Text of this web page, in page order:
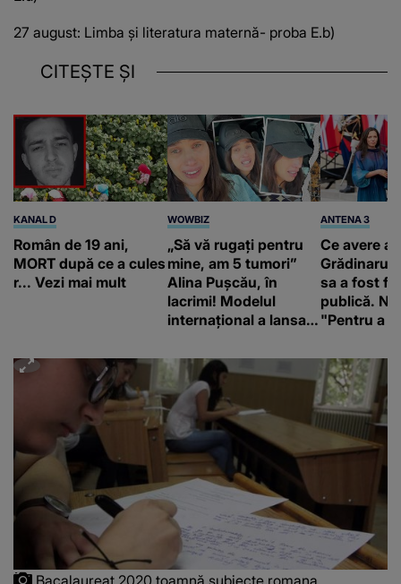
27 august: Limba și literatura maternă- proba E.b)
CITEȘTE ȘI
KANAL D
Român de 19 ani,
MORT după ce a cules
r... Vezi mai mult
WOWBIZ
„Să vă rugați pentru
mine, am 5 tumori”
Alina Pușcău, în
lacrimi! Modelul
internațional a lansat
fost diagnosticată cu
o boală gravă
ANTENA 3
Ce avere
Grădinaru.
sa a fost
publică.
"Pentru a
Bacalaureat 2020 toamnă subiecte romana